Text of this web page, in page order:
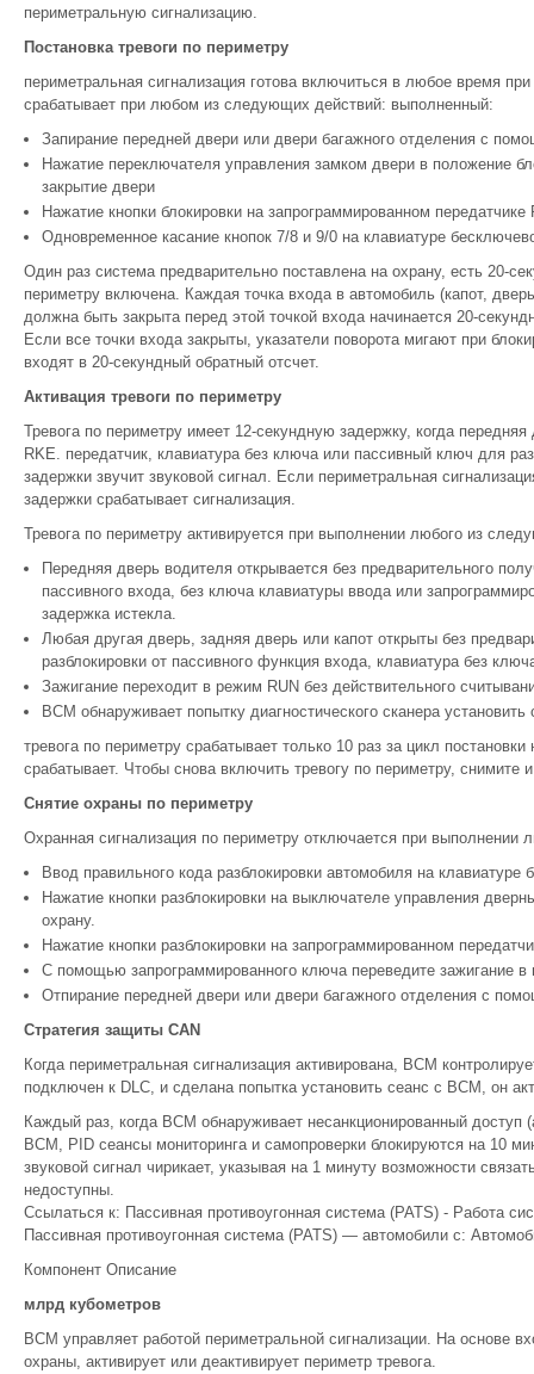
периметральную сигнализацию.
Постановка тревоги по периметру
периметральная сигнализация готова включиться в любое время
срабатывает при любом из следующих действий: выполненный:
Запирание передней двери или двери багажного отделения с
Нажатие переключателя управления замком двери в положение
закрытие двери
Нажатие кнопки блокировки на запрограммированном передатчике
Одновременное касание кнопок 7/8 и 9/0 на клавиатуре
Один раз система предварительно поставлена ​​на охрану, есть 20-
периметру включена. Каждая точка входа в автомобиль (капот,
должна быть закрыта перед этой точкой входа начинается 20-
Если все точки входа закрыты, указатели поворота мигают при
входят в 20-секундный обратный отсчет.
Активация тревоги по периметру
Тревога по периметру имеет 12-секундную задержку, когда
RKE. передатчик, клавиатура без ключа или пассивный ключ для
задержки звучит звуковой сигнал. Если периметральная
задержки срабатывает сигнализация.
Тревога по периметру активируется при выполнении любого из
Передняя дверь водителя открывается без предварительного
пассивного входа, без ключа клавиатуры ввода или
задержка истекла.
Любая другая дверь, задняя дверь или капот открыты без
разблокировки от пассивного функция входа, клавиатура без
Зажигание переходит в режим RUN без действительного
BCM обнаруживает попытку диагностического сканера
тревога по периметру срабатывает только 10 раз за цикл
срабатывает. Чтобы снова включить тревогу по периметру, снимите
Снятие охраны по периметру
Охранная сигнализация по периметру отключается при выполнении
Ввод правильного кода разблокировки автомобиля на клавиатуре
Нажатие кнопки разблокировки на выключателе управления
охрану.
Нажатие кнопки разблокировки на запрограммированном
С помощью запрограммированного ключа переведите зажигание в
Отпирание передней двери или двери багажного отделения с
Стратегия защиты CAN
Когда периметральная сигнализация активирована, BCM
подключен к DLC, и сделана попытка установить сеанс с BCM, он
Каждый раз, когда BCM обнаруживает несанкционированный доступ
BCM, PID сеансы мониторинга и самопроверки блокируются на 10
звуковой сигнал чирикает, указывая на 1 минуту возможности
недоступны.
Ссылаться к: Пассивная противоугонная система (PATS) - Работа
Пассивная противоугонная система (PATS) — автомобили с:
Компонент Описание
млрд кубометров
BCM управляет работой периметральной сигнализации. На основе
охраны, активирует или деактивирует периметр тревога.